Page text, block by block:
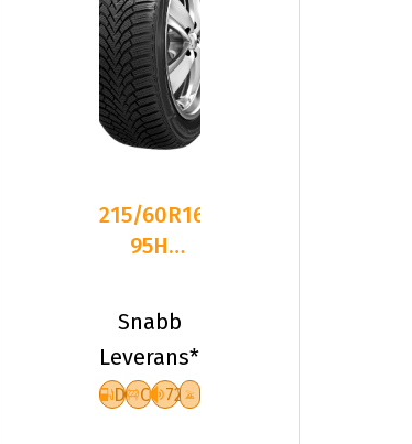
215/60R16
95H
BLAZER
Alpine+
Snabb
Leverans*
D C 72